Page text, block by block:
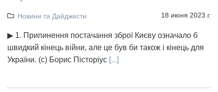
Новини та Дайджести 18 июня 2023 г.
▶ 1. Припинення постачання зброї Києву означало б
швидкий кінець війни, але це був би також і кінець для
України. (с) Борис Пісторіус [...]